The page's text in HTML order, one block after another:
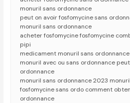
monuril sans ordonnance
peut on avoir fosfomycine sans
monuril sans ordonnance
acheter fosfomycine fosfomycine
pipi
medicament monuril sans
monuril avec ou sans ordonnance
ordonnance
monuril sans ordonnance 2023
fosfomycine sans ordo comment
ordonnance